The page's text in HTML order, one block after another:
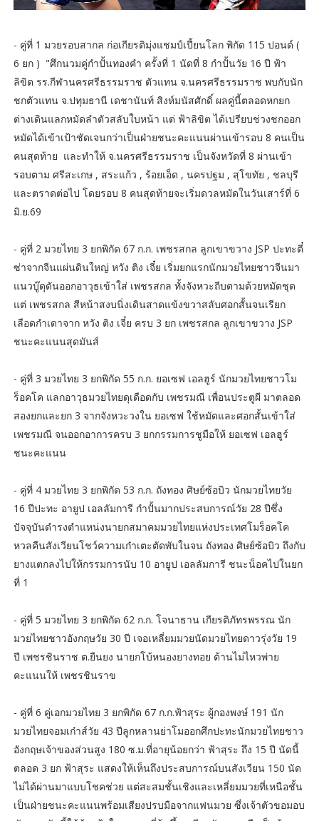
- คู่ที่ 1 มวยรอบสากล ก่อเกียรติมุ่งแชมป์เปี้ยนโลก พิกัด 115 ปอนด์ (
6 ยก ) "ศึกนวมคู่กำปั้นทองคำ ครั้งที่ 1 นัดที่ 8 กำปั้นวัย 16 ปี ฟ้า
ลิขิต รร.กีฬานครศรีธรรมราช ตัวแทน จ.นครศรีธรรมราช พบกับนัก
ชกตัวแทน จ.ปทุมธานี เดชานันท์ สิงห์มนัสศักดิ์ ผลคู่นี้ตลอดหกยก
ต่างเดินแลกหมัดลำตัวสลับใบหน้า แต่ ฟ้าลิขิต ได้เปรียบช่วงชกออก
หมัดได้เข้าเป้าชัดเจนกว่าเป็นฝ่ายชนะคะแนนผ่านเข้ารอบ 8 คนเป็น
คนสุดท้าย และทำให้ จ.นครศรีธรรมราช เป็นจังหวัดที่ 8 ผ่านเข้า
รอบตาม ศรีสะเกษ , สระแก้ว , ร้อยเอ็ด , นครปฐม , สุโขทัย , ชลบุรี
และตราดต่อไป โดยรอบ 8 คนสุดท้ายจะเริ่มดวลหมัดในวันเสาร์ที่ 6
มิ.ย.69
- คู่ที่ 2 มวยไทย 3 ยกพิกัด 67 ก.ก. เพชรสกล ลูกเขาขวาง JSP ปะทะตี๋
ซ่าจากจีนแผ่นดินใหญ่ หวัง ติง เจี๋ย เริ่มยกแรกนักมวยไทยชาวจีนมา
แนวบู๊ดุดันออกอาวุธเข้าใส่ เพชรสกล ทั้งจังหวะถีบตามด้วยหมัดชุด
แต่ เพชรสกล สีหน้าสงบนิ่งเดินสาดแข้งขวาสลับศอกสั้นจนเรียก
เลือดกำเดาจาก หวัง ติง เจี๋ย ครบ 3 ยก เพชรสกล ลูกเขาขวาง JSP
ชนะคะแนนสุดมันส์
- คู่ที่ 3 มวยไทย 3 ยกพิกัด 55 ก.ก. ยอเซฟ เอลฮูร์ นักมวยไทยชาวโม
ร็อคโค แลกอาวุธมวยไทยดุเดือดกับ เพชรมณี เพื่อนประตูผี มาตลอด
สองยกและยก 3 จากจังหวะวงใน ยอเซฟ ใช้หมัดและศอกสั้นเข้าใส่
เพชรมณี จนออกอาการครบ 3 ยกกรรมการชูมือให้ ยอเซฟ เอลฮูร์
ชนะคะแนน
- คู่ที่ 4 มวยไทย 3 ยกพิกัด 53 ก.ก. ถังทอง ศิษย์ซ้อบิว นักมวยไทยวัย
16 ปีปะทะ อายูป เอลลัมการี กำปั้นมากประสบการณ์วัย 28 ปีซึ่ง
ปัจจุบันดำรงตำแหน่งนายกสมาคมมวยไทยแห่งประเทศโมร็อคโค
หวลคืนสังเวียนโชว์ความเก๋าเตะตัดพับในจน ถังทอง ศิษย์ซ้อบิว ถึงกับ
ยางแตกลงไปให้กรรมการนับ 10 อายูป เอลลัมการี ชนะน็อคไปในยก
ที่ 1
- คู่ที่ 5 มวยไทย 3 ยกพิกัด 62 ก.ก. โจนาธาน เกียรติภัทรพรรณ นัก
มวยไทยชาวอังกฤษวัย 30 ปี เจอเหลี่ยมมวยนัดมวยไทยดาวรุ่งวัย 19
ปี เพชรชินราช ต.ยืนยง นายกโบ้หนองยางทอย ต้านไม่ไหวพ่าย
คะแนนให้ เพชรชินราข
- คู่ที่ 6 คู่เอกมวยไทย 3 ยกพิกัด 67 ก.ก.ฟ้าสุระ ผู้กองพงษ์ 191 นัก
มวยไทยจอมเก๋าส์วัย 43 ปีลูกหลานย่าโมออกศึกปะทะนักมวยไทยชาว
อังกฤษเจ้าของส่วนสูง 180 ซ.ม.ที่อายุน้อยกว่า ฟ้าสุระ ถึง 15 ปี นัดนี้
ตลอด 3 ยก ฟ้าสุระ แสดงให้เห็นถึงประสบการณ์บนสังเวียน 150 นัด
ไม่ได้ผ่านมาแบบโชคช่วย แต่สะสมชั้นเชิงและเหลี่ยมมวยที่เหนือชั้น
เป็นฝ่ายชนะคะแนนพร้อมเสียงปรบมือจากแฟนมวย ซึ่งเจ้าตัวขอมอบ